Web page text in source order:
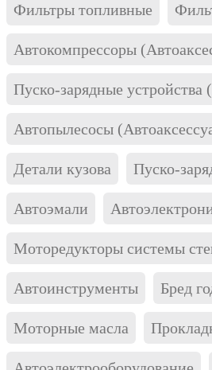
Фильтры топливные
Автокомпрессоры
Пуско-зарядные устройства
Автопылесосы
Детали кузова Пуско-
Автоэмали
Моторедукторы системы
Автоинструменты Бред
Моторные масла